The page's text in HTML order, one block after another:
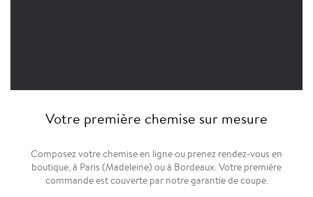
Votre première chemise sur mesure
Composez votre chemise en ligne ou prenez rendez-vous en
boutique, à Paris (Madeleine) ou à Bordeaux. Votre première
commande est couverte par notre garantie de coupe.